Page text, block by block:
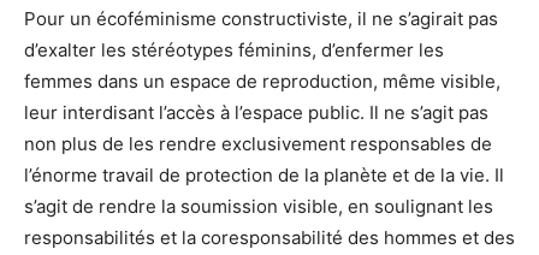
Pour un écoféminisme constructiviste, il ne s’agirait pas
d’exalter les stéréotypes féminins, d’enfermer les
femmes dans un espace de reproduction, même visible,
leur interdisant l’accès à l’espace public. Il ne s’agit pas
non plus de les rendre exclusivement responsables de
l’énorme travail de protection de la planète et de la vie. Il
s’agit de rendre la soumission visible, en soulignant les
responsabilités et la coresponsabilité des hommes et des